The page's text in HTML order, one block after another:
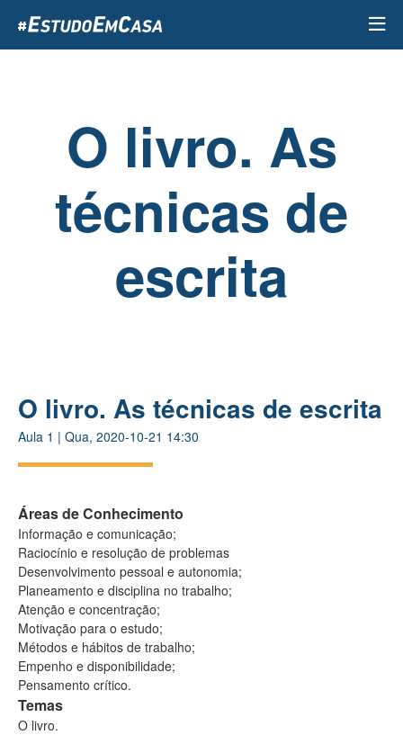
para
o
O livro. As
técnicas de
escrita
O livro. As técnicas de escrita
Aula 1 | Qua, 2020-10-21 14:30
Áreas de Conhecimento
Informação e comunicação;
Raciocínio e resolução de problemas
Desenvolvimento pessoal e autonomia;
Planeamento e disciplina no trabalho;
Atenção e concentração;
Motivação para o estudo;
Métodos e hábitos de trabalho;
Empenho e disponibilidade;
Pensamento crítico.
Temas
O livro.